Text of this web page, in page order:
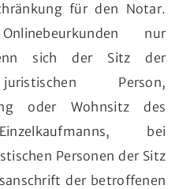
für den Notar.
nur
sich der Sitz der
Person,
oder Wohnsitz des
bei
Personen der Sitz
der betroffenen